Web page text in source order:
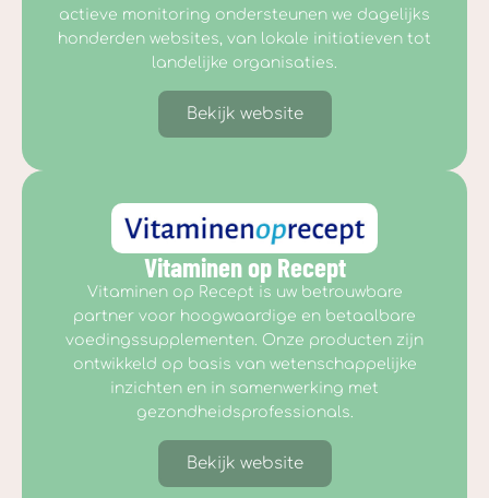
actieve monitoring ondersteunen we dagelijks
honderden websites, van lokale initiatieven tot
landelijke organisaties.
Bekijk website
Vitaminen op Recept
Vitaminen op Recept is uw betrouwbare
partner voor hoogwaardige en betaalbare
voedingssupplementen. Onze producten zijn
ontwikkeld op basis van wetenschappelijke
inzichten en in samenwerking met
gezondheidsprofessionals.
Bekijk website